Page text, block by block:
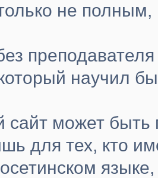
не
научил
может быть
для тех, кто